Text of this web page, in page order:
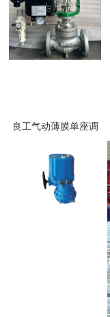
良工气动薄膜单座调